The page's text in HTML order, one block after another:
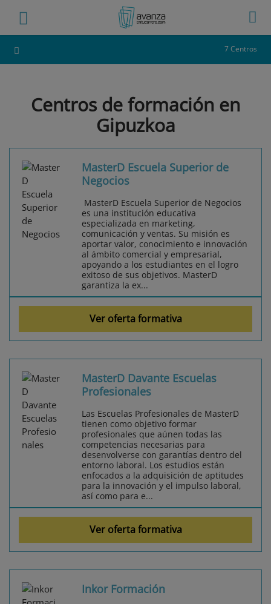
7 Centros
Centros de formación en
Gipuzkoa
MasterD Escuela Superior de
Negocios
MasterD Escuela Superior de Negocios
es una institución educativa
especializada en marketing,
comunicación y ventas. Su misión es
aportar valor, conocimiento e innovación
al ámbito comercial y empresarial,
apoyando a los estudiantes en el logro
exitoso de sus objetivos. MasterD
garantiza la ex...
Ver oferta formativa
MasterD Davante Escuelas
Profesionales
Las Escuelas Profesionales de MasterD
tienen como objetivo formar
profesionales que aúnen todas las
competencias necesarias para
desenvolverse con garantías dentro del
entorno laboral. Los estudios están
enfocados a la adquisición de aptitudes
para la innovación y el impulso laboral,
así como para e...
Ver oferta formativa
Inkor Formación